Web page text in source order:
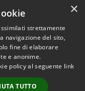
© 2026 • Comune di
San Lorenzo • Powered
Accesso
×
strettamente
navigazione del sito,
fine di elaborare
e anonime.
policy al seguente link
TUTTO